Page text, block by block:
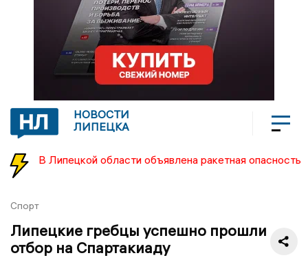
НОВОСТИ
ЛИПЕЦКА
В Липецкой области объявлена ракетная опасность
Спорт
Липецкие гребцы успешно прошли
отбор на Спартакиаду